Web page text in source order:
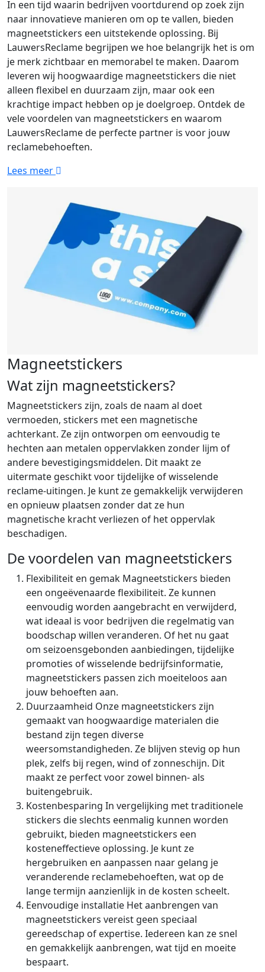
In een tijd waarin bedrijven voortdurend op zoek zijn
naar innovatieve manieren om op te vallen, bieden
magneetstickers een uitstekende oplossing. Bij
LauwersReclame begrijpen we hoe belangrijk het is om
je merk zichtbaar en memorabel te maken. Daarom
leveren wij hoogwaardige magneetstickers die niet
alleen flexibel en duurzaam zijn, maar ook een
krachtige impact hebben op je doelgroep. Ontdek de
vele voordelen van magneetstickers en waarom
LauwersReclame de perfecte partner is voor jouw
reclamebehoeften.
Lees meer
Magneetstickers
Wat zijn magneetstickers?
Magneetstickers zijn, zoals de naam al doet
vermoeden, stickers met een magnetische
achterkant. Ze zijn ontworpen om eenvoudig te
hechten aan metalen oppervlakken zonder lijm of
andere bevestigingsmiddelen. Dit maakt ze
uitermate geschikt voor tijdelijke of wisselende
reclame-uitingen. Je kunt ze gemakkelijk verwijderen
en opnieuw plaatsen zonder dat ze hun
magnetische kracht verliezen of het oppervlak
beschadigen.
De voordelen van magneetstickers
Flexibiliteit en gemak Magneetstickers bieden
een ongeëvenaarde flexibiliteit. Ze kunnen
eenvoudig worden aangebracht en verwijderd,
wat ideaal is voor bedrijven die regelmatig van
boodschap willen veranderen. Of het nu gaat
om seizoensgebonden aanbiedingen, tijdelijke
promoties of wisselende bedrijfsinformatie,
magneetstickers passen zich moeiteloos aan
jouw behoeften aan.
Duurzaamheid Onze magneetstickers zijn
gemaakt van hoogwaardige materialen die
bestand zijn tegen diverse
weersomstandigheden. Ze blijven stevig op hun
plek, zelfs bij regen, wind of zonneschijn. Dit
maakt ze perfect voor zowel binnen- als
buitengebruik.
Kostenbesparing In vergelijking met traditionele
stickers die slechts eenmalig kunnen worden
gebruikt, bieden magneetstickers een
kosteneffectieve oplossing. Je kunt ze
hergebruiken en aanpassen naar gelang je
veranderende reclamebehoeften, wat op de
lange termijn aanzienlijk in de kosten scheelt.
Eenvoudige installatie Het aanbrengen van
magneetstickers vereist geen speciaal
gereedschap of expertise. Iedereen kan ze snel
en gemakkelijk aanbrengen, wat tijd en moeite
bespaart.